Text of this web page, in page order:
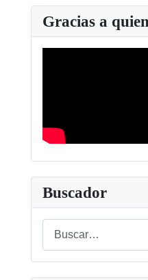
Gracias a
Buscador
Buscar
Type 2 or more